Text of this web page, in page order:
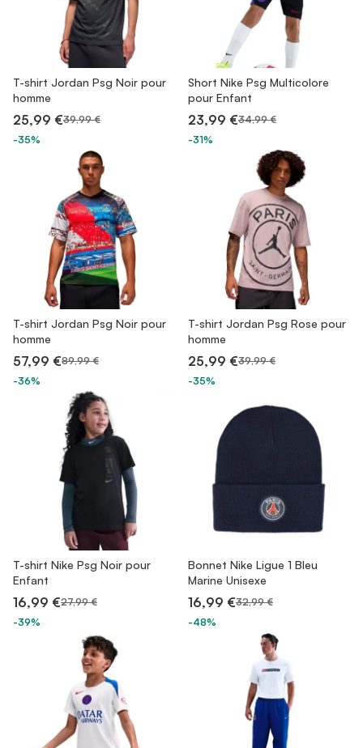
T-shirt Jordan Psg Noir pour
homme
25,99 €39,99 €
-35%
Short Nike Psg Multicolore
pour Enfant
23,99 €34,99 €
-31%
T-shirt Jordan Psg Noir pour
homme
57,99 €89,99 €
-36%
T-shirt Jordan Psg Rose pour
homme
25,99 €39,99 €
-35%
T-shirt Nike Psg Noir pour
Enfant
16,99 €27,99 €
-39%
Bonnet Nike Ligue 1 Bleu
Marine Unisexe
16,99 €32,99 €
-48%